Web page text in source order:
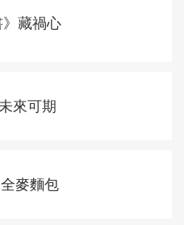
藏禍心
來可期
麥麵包